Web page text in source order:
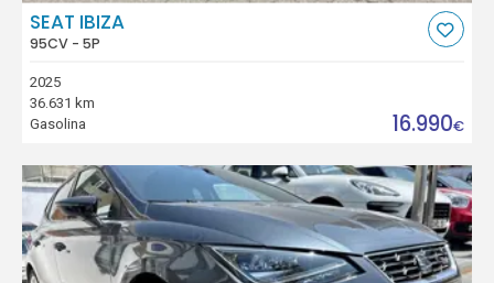
SEAT IBIZA
95CV - 5P
2025
36.631 km
Gasolina
16.990€